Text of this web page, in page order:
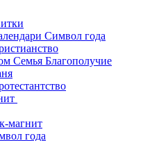
Символ года
Семья Благополучие
магнит
года